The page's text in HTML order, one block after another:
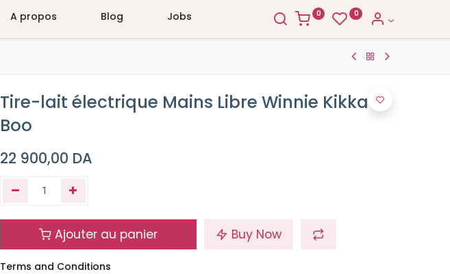
A propos Blog Jobs 0 0
Tire-lait électrique Mains Libre Winnie Kikka
Boo
22 900,00 DA
Ajouter au panier Buy Now
Terms and Conditions